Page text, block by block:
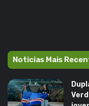
Noticias Mais